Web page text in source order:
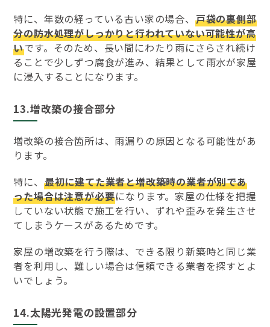
特に、年数の経っている古い家の場合、 戸袋の裏側部
分の防水処理がしっかりと行われていない可能性が高
いです。そのため、長い間にわたり雨にさらされ続け
ることで少しずつ腐食が進み、結果として雨水が家屋
に浸入することになります。
13.増改築の接合部分
増改築の接合箇所は、雨漏りの原因となる可能性があ
ります。
特に、 最初に建てた業者と増改築時の業者が別であ
った場合は注意が必要になります。家屋の仕様を把握
していない状態で施工を行い、ずれや歪みを発生させ
てしまうケースがあるためです。
家屋の増改築を行う際は、できる限り新築時と同じ業
者を利用し、難しい場合は信頼できる業者を探すとよ
いでしょう。
14.太陽光発電の設置部分